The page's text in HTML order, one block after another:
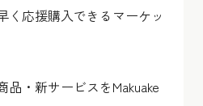
く応援購入できるマーケッ
品・新サービスをMakuake